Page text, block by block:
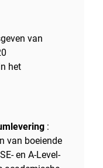
van
het
:
van boeiende
en A-Level-